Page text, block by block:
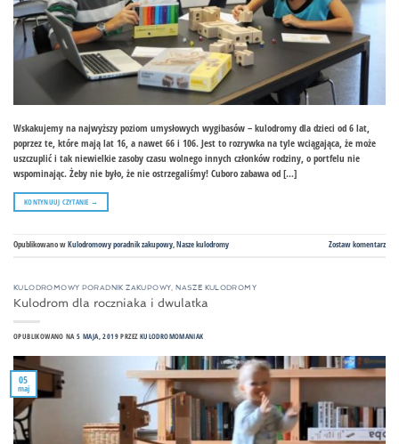
Wskakujemy na najwyższy poziom umysłowych wygibasów – kulodromy dla dzieci od 6 lat,
poprzez te, które mają lat 16, a nawet 66 i 106. Jest to rozrywka na tyle wciągająca, że może
uszczuplić i tak niewielkie zasoby czasu wolnego innych członków rodziny, o portfelu nie
wspominając. Żeby nie było, że nie ostrzegaliśmy! Cuboro zabawa od […]
KONTYNUUJ CZYTANIE →
Opublikowano wKulodromowy poradnik zakupowy,Nasze kulodromy Zostaw komentarz
KULODROMOWY PORADNIK ZAKUPOWY NASZE KULODROMY
Kulodrom dla roczniaka i dwulatka
OPUBLIKOWANO NA5 MAJA, 2019 PRZEZ KULODROMOMANIAK
05
maj